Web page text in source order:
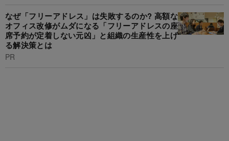
なぜ「フリーアドレス」は失敗するのか? 高額な
オフィス改修がムダになる「フリーアドレスの座
席予約が定着しない元凶」と組織の生産性を上げ
る解決策とは
PR